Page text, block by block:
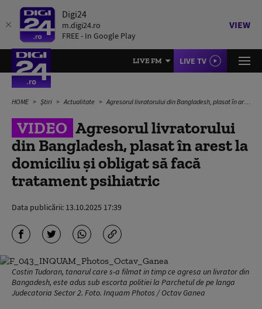
Digi24
m.digi24.ro
FREE - In Google Play
VIEW
LIVE FM LIVE TV
HOME Știri Actualitate Agresorul livratorului din Bangladesh, plasat în arest la domiciliu și obligat să facă tratament psihiatric
VIDEO Agresorul livratorului
din Bangladesh, plasat în arest la
domiciliu și obligat să facă
tratament psihiatric
Data publicării: 13.10.2025 17:39
Costin Tudoran, tanarul care s-a filmat in timp ce agresa un livrator din
Bangadesh, este adus sub escorta politiei la Parchetul de pe langa
Judecatoria Sector 2. Foto. Inquam Photos / Octav Ganea